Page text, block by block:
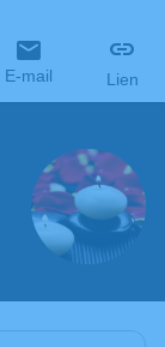
E-mail Lien